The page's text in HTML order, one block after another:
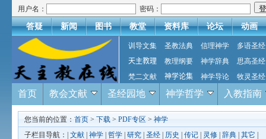
用户名： 密码：
答疑 新闻 图书 教堂 资料库 论坛 动画
训导文集 圣教法典 信理神学
多语圣经
天主教理
教理纲要 神学辞典
思高圣经
梵二文献
神学论集 神学导论 牧灵圣经
首页 教会文献 圣经园地 神学哲学 入教指南
您当前的位置： 首页 > 下载 > PDF专区 > 神学
子栏目导航：| 文献 神学 哲学 研究 圣经 历史 传记 灵修 辞典 其它